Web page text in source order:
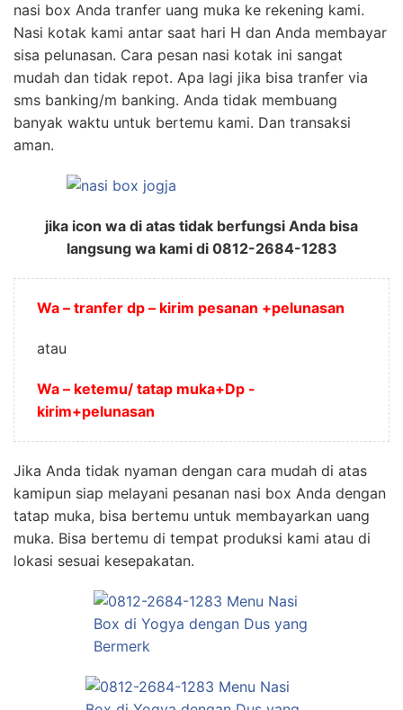
nasi box Anda tranfer uang muka ke rekening kami.
Nasi kotak kami antar saat hari H dan Anda membayar
sisa pelunasan. Cara pesan nasi kotak ini sangat
mudah dan tidak repot. Apa lagi jika bisa tranfer via
sms banking/m banking. Anda tidak membuang
banyak waktu untuk bertemu kami. Dan transaksi
aman.
jika icon wa di atas tidak berfungsi Anda bisa
langsung wa kami di 0812-2684-1283
Wa – tranfer dp – kirim pesanan +pelunasan
atau
Wa – ketemu/ tatap muka+Dp -
kirim+pelunasan
Jika Anda tidak nyaman dengan cara mudah di atas
kamipun siap melayani pesanan nasi box Anda dengan
tatap muka, bisa bertemu untuk membayarkan uang
muka. Bisa bertemu di tempat produksi kami atau di
lokasi sesuai kesepakatan.